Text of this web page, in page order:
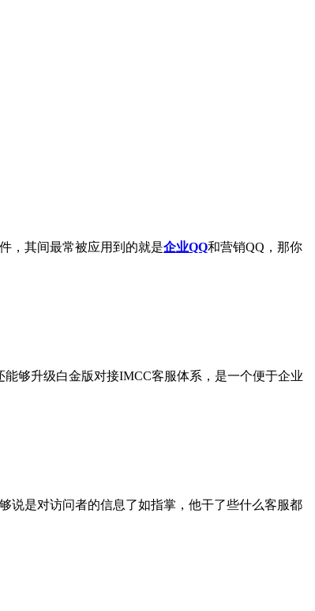
，其间最常被应用到的就是企业QQ和营销QQ，那你
够升级白金版对接IMCC客服体系，是一个便于企业
说是对访问者的信息了如指掌，他干了些什么客服都